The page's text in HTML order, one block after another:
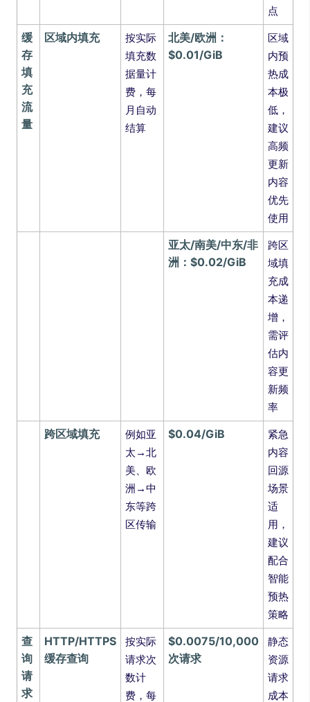
点
缓
存
填
充
流
量
区域内填充
按实际
填充数
据量计
费，每
月自动
结算
北美/欧洲：
$0.01/GiB
区域
内预
热成
本极
低，
建议
高频
更新
内容
优先
使用
亚太/南美/中东/非
洲：$0.02/GiB
跨区
域填
充成
本递
增，
需评
估内
容更
新频
率
跨区域填充
例如亚
太→北
美、欧
洲→中
东等跨
区传输
$0.04/GiB
紧急
内容
回源
场景
适
用，
建议
配合
智能
预热
策略
查
询
请
求
HTTP/HTTPS
缓存查询
按实际
请求次
数计
费，每
$0.0075/10,000
次请求
静态
资源
请求
成本